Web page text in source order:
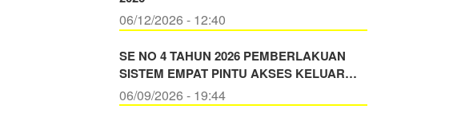
06/12/2026 - 12:40
SE NO 4 TAHUN 2026 PEMBERLAKUAN
SISTEM EMPAT PINTU AKSES KELUAR…
06/09/2026 - 19:44